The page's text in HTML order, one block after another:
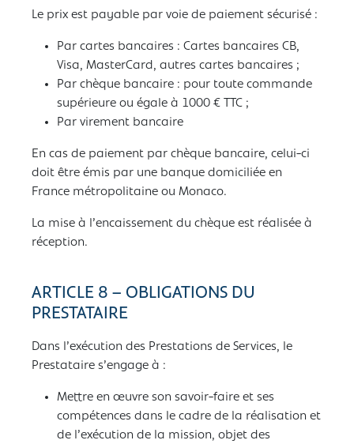
Le prix est payable par voie de paiement sécurisé :
Par cartes bancaires : Cartes bancaires CB,
Visa, MasterCard, autres cartes bancaires ;
Par chèque bancaire : pour toute commande
supérieure ou égale à 1000 € TTC ;
Par virement bancaire
En cas de paiement par chèque bancaire, celui-ci
doit être émis par une banque domiciliée en
France métropolitaine ou Monaco.
La mise à l’encaissement du chèque est réalisée à
réception.
ARTICLE 8 – OBLIGATIONS DU
PRESTATAIRE
Dans l’exécution des Prestations de Services, le
Prestataire s’engage à :
Mettre en œuvre son savoir-faire et ses
compétences dans le cadre de la réalisation et
de l’exécution de la mission, objet des